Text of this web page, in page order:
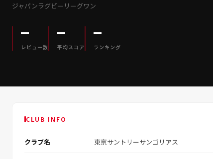
ジャパンラグビーリーグワン
—
レビュー数
—
平均スコア
—
ランキング
CLUB INFO
クラブ名 東京サントリーサンゴリアス